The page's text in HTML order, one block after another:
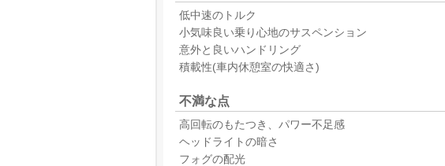
低中速のトルク
小気味良い乗り心地のサスペンション
意外と良いハンドリング
積載性(車内休憩室の快適さ)
不満な点
高回転のもたつき、パワー不足感
ヘッドライトの暗さ
フォグの配光